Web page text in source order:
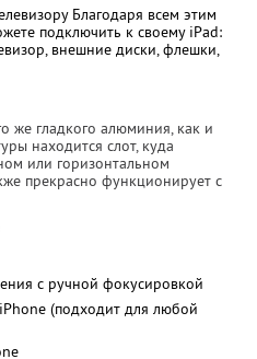
Благодаря всем этим
подключить к своему iPad:
внешние диски, флешки,
же гладкого алюминия, как и
находится слот, куда
или горизонтальном
прекрасно функционирует с
с ручной фокусировкой
(подходит для любой